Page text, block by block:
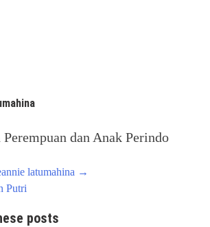
dan Anak Perindo
latumahina →
Putri
posts